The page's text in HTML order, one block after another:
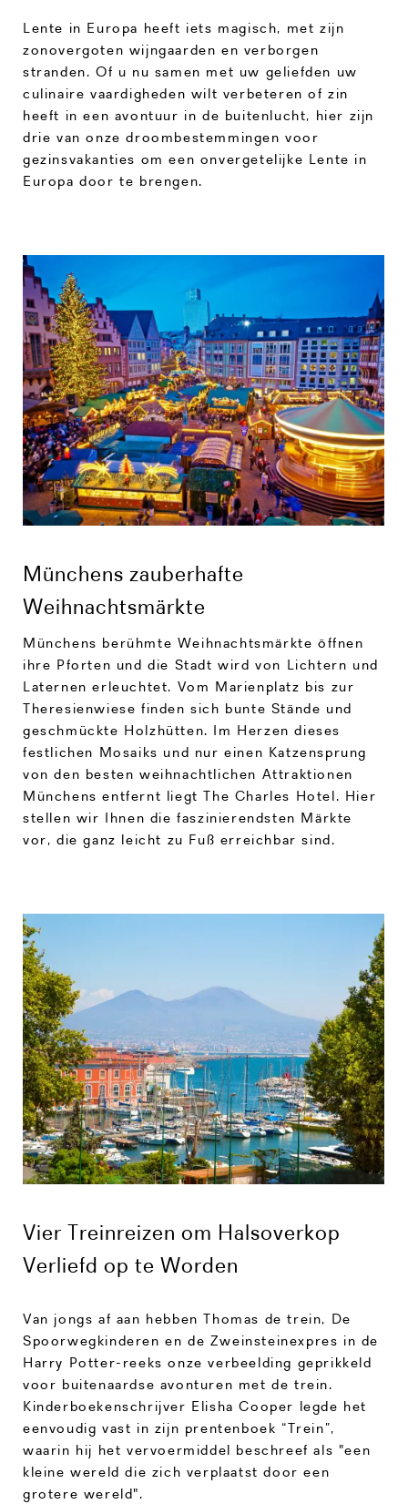
Lente in Europa heeft iets magisch, met zijn
zonovergoten wijngaarden en verborgen
stranden. Of u nu samen met uw geliefden uw
culinaire vaardigheden wilt verbeteren of zin
heeft in een avontuur in de buitenlucht, hier zijn
drie van onze droombestemmingen voor
gezinsvakanties om een onvergetelijke Lente in
Europa door te brengen.
Münchens zauberhafte
Weihnachtsmärkte
Münchens berühmte Weihnachtsmärkte öffnen
ihre Pforten und die Stadt wird von Lichtern und
Laternen erleuchtet. Vom Marienplatz bis zur
Theresienwiese finden sich bunte Stände und
geschmückte Holzhütten. Im Herzen dieses
festlichen Mosaiks und nur einen Katzensprung
von den besten weihnachtlichen Attraktionen
Münchens entfernt liegt The Charles Hotel. Hier
stellen wir Ihnen die faszinierendsten Märkte
vor, die ganz leicht zu Fuß erreichbar sind.
Vier Treinreizen om Halsoverkop
Verliefd op te Worden
Van jongs af aan hebben Thomas de trein, De
Spoorwegkinderen en de Zweinsteinexpres in de
Harry Potter-reeks onze verbeelding geprikkeld
voor buitenaardse avonturen met de trein.
Kinderboekenschrijver Elisha Cooper legde het
eenvoudig vast in zijn prentenboek “Trein”,
waarin hij het vervoermiddel beschreef als "een
kleine wereld die zich verplaatst door een
grotere wereld".